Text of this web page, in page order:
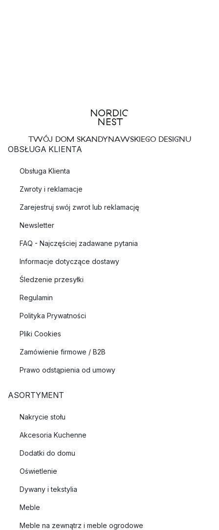
TWÓJ DOM SKANDYNAWSKIEGO DESIGNU
OBSŁUGA KLIENTA
Obsługa Klienta
Zwroty i reklamacje
Zarejestruj swój zwrot lub reklamację
Newsletter
FAQ - Najczęściej zadawane pytania
Informacje dotyczące dostawy
Śledzenie przesyłki
Regulamin
Polityka Prywatności
Pliki Cookies
Zamówienie firmowe / B2B
Prawo odstąpienia od umowy
ASORTYMENT
Nakrycie stołu
Akcesoria Kuchenne
Dodatki do domu
Oświetlenie
Dywany i tekstylia
Meble
Meble na zewnątrz i meble ogrodowe